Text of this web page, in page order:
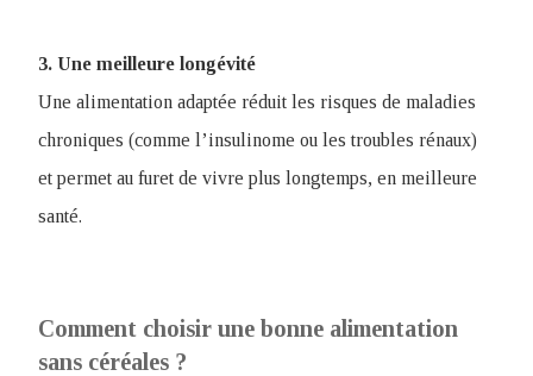
3. Une meilleure longévité
Une alimentation adaptée réduit les risques de maladies
chroniques (comme l’insulinome ou les troubles rénaux)
et permet au furet de vivre plus longtemps, en meilleure
santé.
Comment choisir une bonne alimentation
sans céréales ?